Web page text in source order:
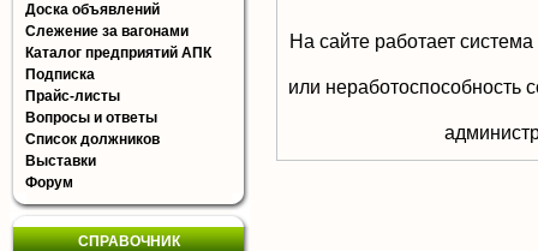
Доска объявлений
Слежение за вагонами
Каталог предприятий АПК
Подписка
Прайс-листы
Вопросы и ответы
Список должников
Выставки
Форум
СПРАВОЧНИК
На сайте работает
или неработоспособность